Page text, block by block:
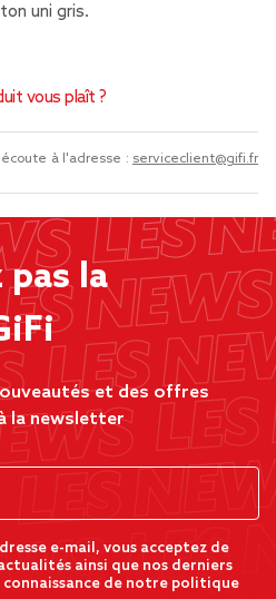
uni gris.
vous plaît ?
à l'adresse : serviceclient@gifi.fr
pas la
et des offres
la newsletter
e-mail, vous acceptez de
ainsi que nos derniers
de notre politique